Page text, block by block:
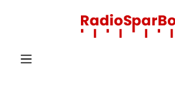
Zum Hauptinhalt springen